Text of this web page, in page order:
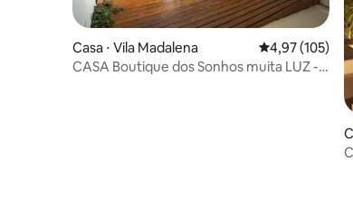
Casa ⋅ Vila Madalena 4,97 de uma
4,97 (105)
CASA Boutique dos Sonhos muita LUZ -